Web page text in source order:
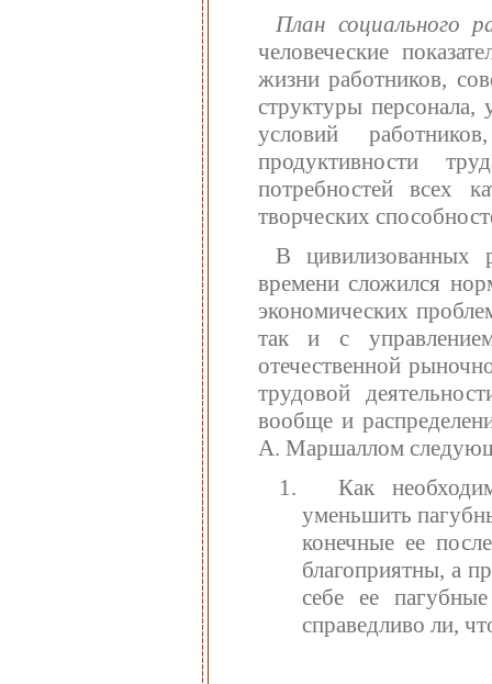
План социального
человеческие
жизни работников,
структуры
условий
продуктивности
потребностей всех
творческих
В цивилизованных
времени сложился
экономических
так и с
отечественной
трудовой
вообще и
А. Маршаллом
Как
уменьшить
конечные ее
благоприятны, а
себе ее
справедливо ли,